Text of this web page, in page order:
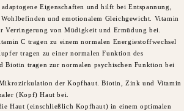
Eigenschaften und hilft bei Entspannung,
und emotionalem Gleichgewicht. Vitamin
Verringerung von Müdigkeit und Ermüdung bei.
C tragen zu einem normalen Energiestoffwechsel
tragen zu einer normalen Funktion des
Biotin tragen zur normalen psychischen Funktion bei
der Kopfhaut. Biotin, Zink und Vitamin
(Kopf) Haut bei.
Haut (einschließlich Kopfhaut) in einem optimalen